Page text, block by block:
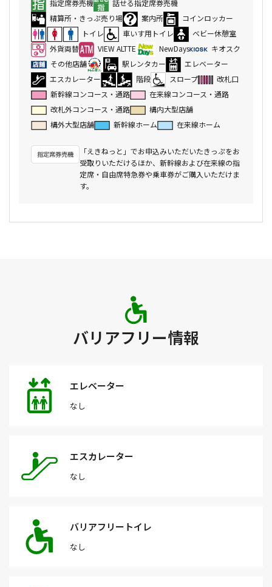
指定席券売機
話せる指定席券売機
精算所・きっぷ売り場
案内所
コインロッカー
トイレ
車いす用トイレ
ベビー休憩室
外貨両替
VIEW ALTTE NewDays
キオスク
その他店舗
駅レンタカー
エレベーター
エスカレーター
階段 スロープ
改札口
新幹線コンコース・通路
在来線コンコース・通路
改札外コンコース・通路
構内大型店舗
構外大型店舗
新幹線ホーム 在来線ホーム
「えきねっと」でお申込みいただいたきっぷをお
受取りいただけるほか、新幹線および在来線の指
定席・自由席特急券や乗車券がご購入いただけま
す。
バリアフリー情報
エレベーター
なし
エスカレーター
なし
バリアフリートイレ
なし